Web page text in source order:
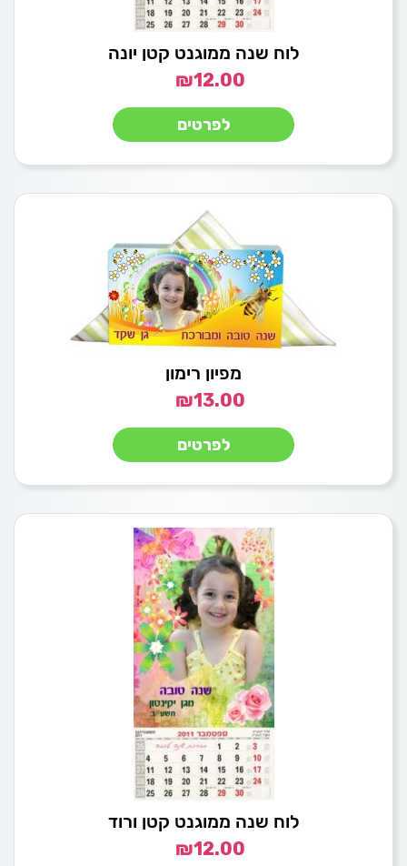
לוח שנה ממוגנט קטן יונה
₪12.00
לפרטים
מפיון רימון
₪13.00
לפרטים
לוח שנה ממוגנט קטן ורוד
₪12.00